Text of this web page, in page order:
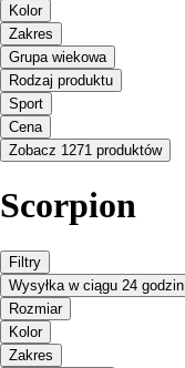
Kolor
Zakres
Grupa wiekowa
Rodzaj produktu
Sport
Cena
Zobacz 1271 produktów
Scorpion
Filtry
Wysyłka w ciągu 24 godzin
Rozmiar
Kolor
Zakres